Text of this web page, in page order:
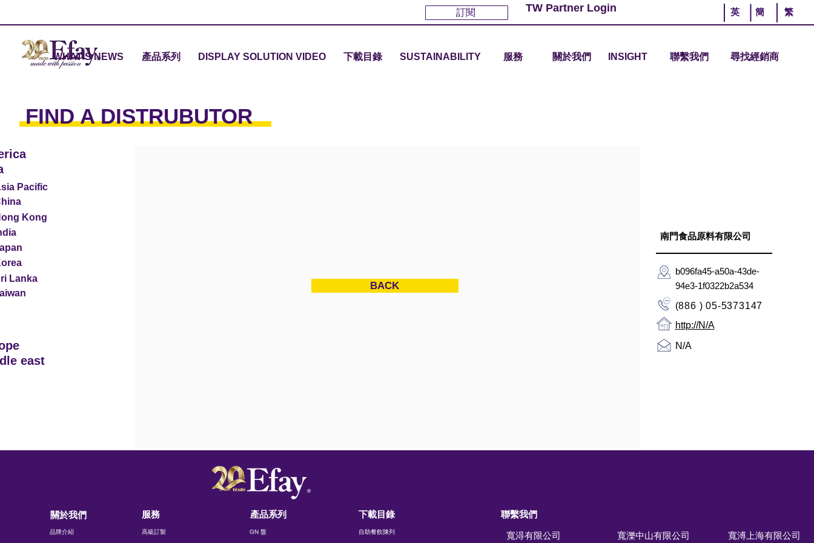
訂閱 TW Partner Login 英 簡 繁
WHAT'S NEWS 產品系列 DISPLAY SOLUTION VIDEO 下載目錄 SUSTAINABILITY 服務 關於我們 INSIGHT 聯繫我們 尋找經銷商
Pacific
Kong
Lanka
east
FIND A DISTRUBUTOR
BACK
南門食品原料有限公司
b096fa45-a50a-43de-
94e3-1f0322b2a534
(886 ) 05-5373147
http://N/A
N/A
關於我們
品牌介紹
服務
高級訂製
產品系列
GN 盤
下載目錄
自助餐飲陳列
聯繫我們
寬淂有限公司 寬濼中山有限公司 寬溥上海有限公司